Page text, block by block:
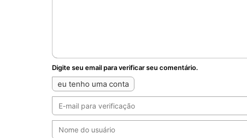
Digite seu email para verificar seu comentário.
eu tenho uma conta